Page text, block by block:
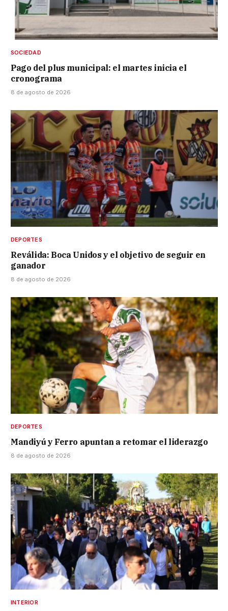
SOCIEDAD
Pago del plus municipal: el martes inicia el
cronograma
8 de agosto de 2026
DEPORTES
Reválida: Boca Unidos y el objetivo de seguir en
ganador
8 de agosto de 2026
DEPORTES
Mandiyú y Ferro apuntan a retomar el liderazgo
8 de agosto de 2026
INTERIOR